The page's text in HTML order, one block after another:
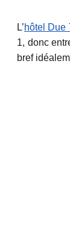
L’hôtel Due
1, donc
bref